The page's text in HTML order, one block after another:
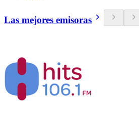
Las mejores emisoras